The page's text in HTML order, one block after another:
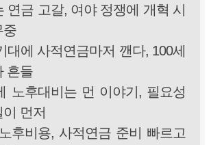
금 고갈, 여야 정쟁에 개혁 시
중
에 사적연금마저 깬다, 100세
흔들
노후대비는 먼 이야기, 필요성
먼저
후비용, 사적연금 준비 빠르고